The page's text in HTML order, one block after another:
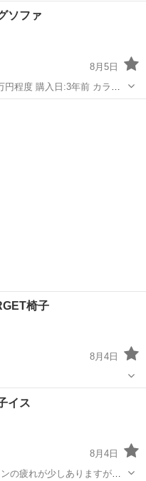
になります。 購入して2年ほ
弱くなっています。 クッシ
ソファ
8月5日
程度 購入日:3年前 カラー:
椅子
8月4日
イケア
イス
8月4日
の疲れが少しありますが、